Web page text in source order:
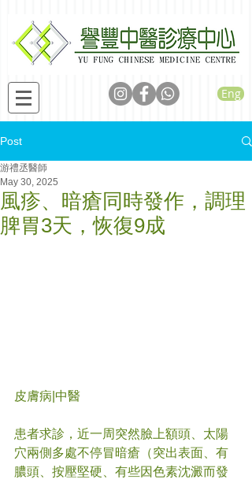
Eng
Post
風疹、暗瘡同時發作，調理
脾胃3天，恢復9成
游禮丞醫師
May 30, 2025
皮膚病|中醫
患者求診，近一周突然臉上額頭、太陽
穴兩側多處不停冒暗瘡（突出表面、有
膿頭、按壓堅硬、有些因色素沈澱而發